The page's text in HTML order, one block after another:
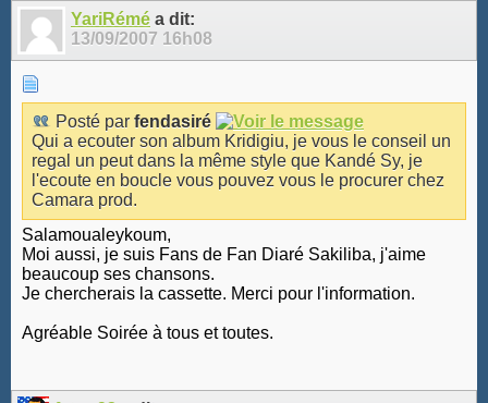
YariRémé a dit:
13/09/2007 16h08
Posté par fendasiré
Qui a ecouter son album Kridigiu, je vous le conseil un
regal un peut dans la même style que Kandé Sy, je
l'ecoute en boucle vous pouvez vous le procurer chez
Camara prod.
Salamoualeykoum,
Moi aussi, je suis Fans de Fan Diaré Sakiliba, j'aime
beaucoup ses chansons.
Je chercherais la cassette. Merci pour l'information.
Agréable Soirée à tous et toutes.